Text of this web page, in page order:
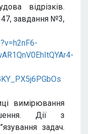
відрізків.
47, завдання №3,
вимірювання
Дії з
задач.